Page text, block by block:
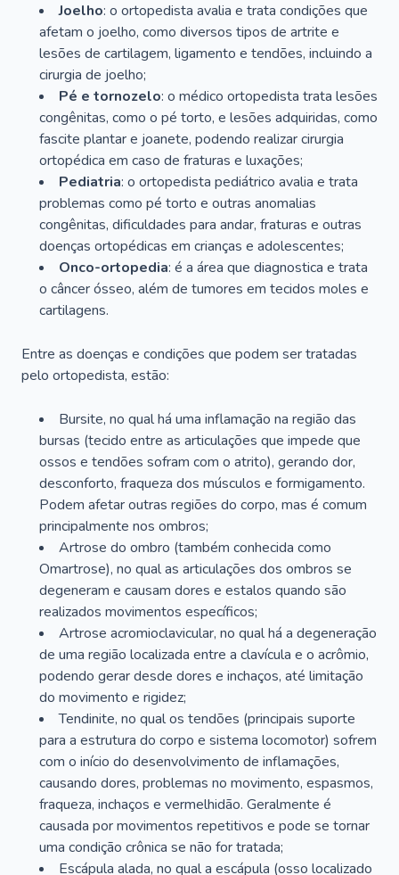
Joelho: o ortopedista avalia e trata condições que
afetam o joelho, como diversos tipos de artrite e
lesões de cartilagem, ligamento e tendões, incluindo a
cirurgia de joelho;
Pé e tornozelo: o médico ortopedista trata lesões
congênitas, como o pé torto, e lesões adquiridas, como
fascite plantar e joanete, podendo realizar cirurgia
ortopédica em caso de fraturas e luxações;
Pediatria: o ortopedista pediátrico avalia e trata
problemas como pé torto e outras anomalias
congênitas, dificuldades para andar, fraturas e outras
doenças ortopédicas em crianças e adolescentes;
Onco-ortopedia: é a área que diagnostica e trata
o câncer ósseo, além de tumores em tecidos moles e
cartilagens.
Entre as doenças e condições que podem ser tratadas
pelo ortopedista, estão:
Bursite, no qual há uma inflamação na região das
bursas (tecido entre as articulações que impede que
ossos e tendões sofram com o atrito), gerando dor,
desconforto, fraqueza dos músculos e formigamento.
Podem afetar outras regiões do corpo, mas é comum
principalmente nos ombros;
Artrose do ombro (também conhecida como
Omartrose), no qual as articulações dos ombros se
degeneram e causam dores e estalos quando são
realizados movimentos específicos;
Artrose acromioclavicular, no qual há a degeneração
de uma região localizada entre a clavícula e o acrômio,
podendo gerar desde dores e inchaços, até limitação
do movimento e rigidez;
Tendinite, no qual os tendões (principais suporte
para a estrutura do corpo e sistema locomotor) sofrem
com o início do desenvolvimento de inflamações,
causando dores, problemas no movimento, espasmos,
fraqueza, inchaços e vermelhidão. Geralmente é
causada por movimentos repetitivos e pode se tornar
uma condição crônica se não for tratada;
Escápula alada, no qual a escápula (osso localizado